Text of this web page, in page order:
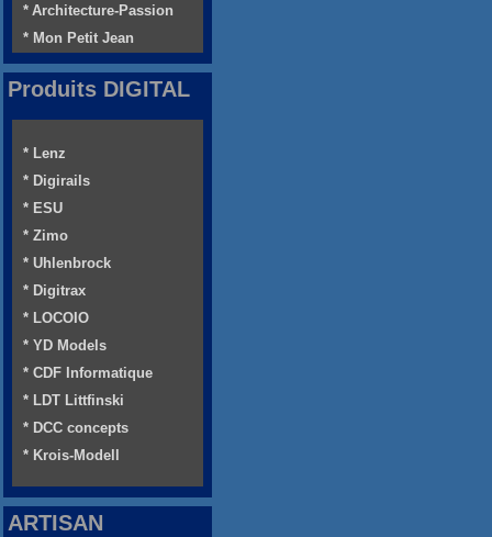
* Architecture-Passion
* Mon Petit Jean
Produits DIGITAL
* Lenz
* Digirails
* ESU
* Zimo
* Uhlenbrock
* Digitrax
* LOCOIO
* YD Models
* CDF Informatique
* LDT Littfinski
* DCC concepts
* Krois-Modell
ARTISAN